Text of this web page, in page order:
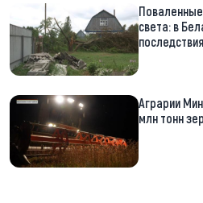
света: в
Аграрии
млн тонн